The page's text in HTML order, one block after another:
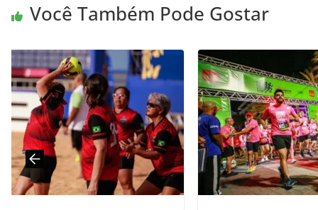
Você Também Pode Gostar